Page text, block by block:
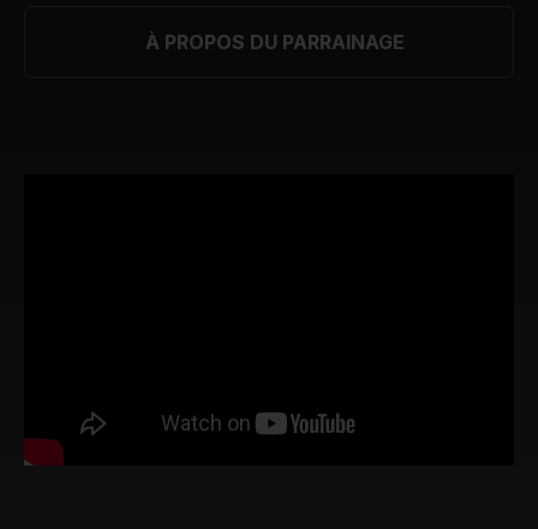
À PROPOS DU PARRAINAGE